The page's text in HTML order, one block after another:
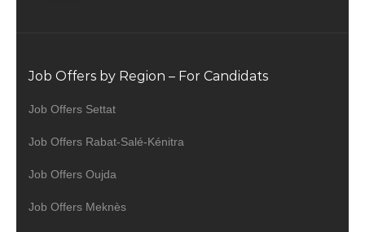
Job Offers by Region – For Candidats
Job Offers Settat
Job Offers Rabat-Salé-Kénitra
Job Offers Oujda
Job Offers Meknès